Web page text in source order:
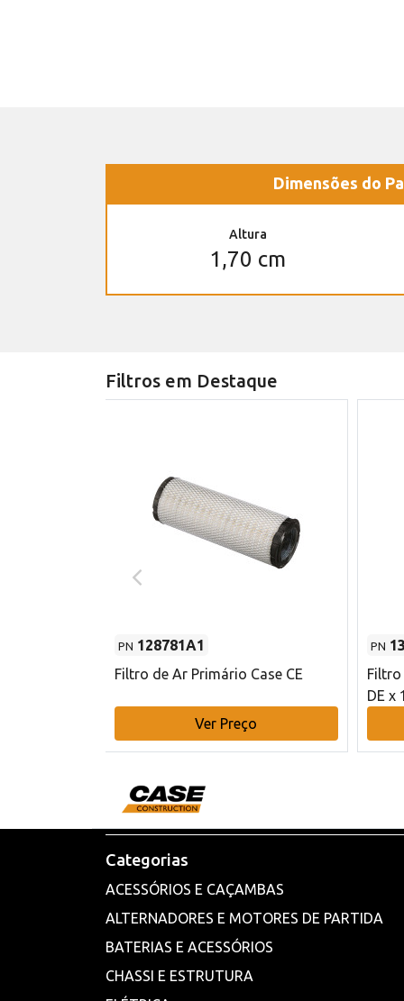
Dimensões do
Altura
1,70 cm
Filtros em Destaque
PN 128781A1
Filtro de Ar Primário Case CE
Ver Preço
PN
DE x
Categorias
ACESSÓRIOS E CAÇAMBAS
ALTERNADORES E MOTORES DE PARTIDA
BATERIAS E ACESSÓRIOS
CHASSI E ESTRUTURA